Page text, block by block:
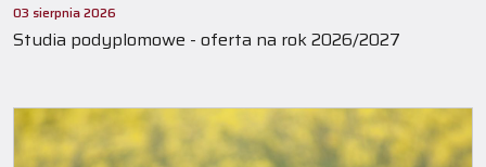
03 sierpnia 2026
Studia podyplomowe - oferta na rok 2026/2027